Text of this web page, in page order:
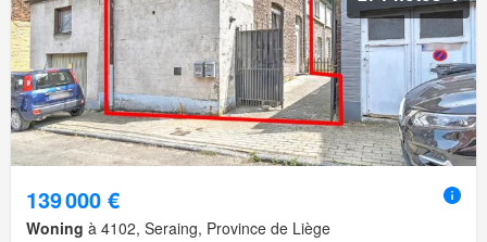
139 000 €
Woning à 4102, Seraing, Province de Liège